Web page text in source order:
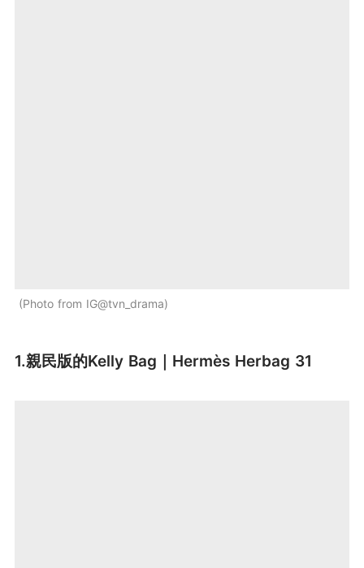
Photo from IG@tvn_drama
1.親民版的Kelly Bag｜Hermès Herbag 31